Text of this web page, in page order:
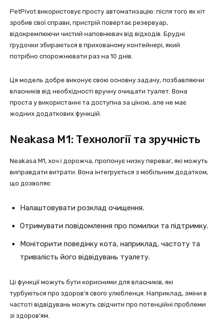
PetPivot використовує просту автоматизацію: після того як кіт
зробив свої справи, пристрій повертає резервуар,
відокремлюючи чистий наповнювач від відходів. Брудні
грудочки збираються в прихованому контейнері, який
потрібно спорожнювати раз на 10 днів.
Ця модель добре виконує свою основну задачу, позбавляючи
власників від необхідності вручну очищати туалет. Вона
проста у використанні та доступна за ціною, але не має
жодних додаткових функцій.
Neakasa M1: Технології та зручність
Neakasa M1, хоч і дорожча, пропонує низку переваг, які можуть
виправдати витрати. Вона інтегрується з мобільним додатком,
що дозволяє:
Налаштовувати розклад очищення.
Отримувати повідомлення про помилки та підтримку.
Моніторити поведінку кота, наприклад, частоту та
тривалість його відвідувань туалету.
Ці функції можуть бути корисними для власників, які
турбуються про здоров’я свого улюбленця. Наприклад, зміни в
частоті відвідувань можуть свідчити про потенційні проблеми
зі здоров’ям.